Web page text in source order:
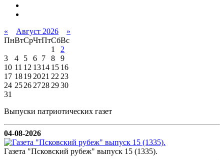
« Август 2026
»
ПнВтСрЧтПтСбВс
1
2
3
4 5 6 7 8
9
10 11 12 1314 15 16
17 18192021 2223
24 252627282930
31
Выпуски патриотических газет
04-08-2026
Газета "Псковский рубеж" выпуск 15 (1335).